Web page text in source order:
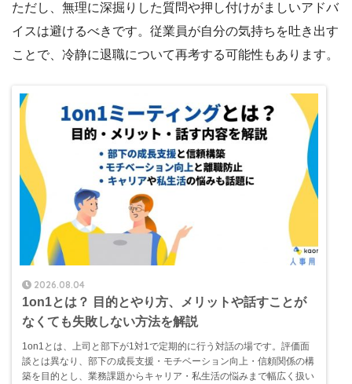
ただし、無理に深掘りした質問や押し付けがましいアドバ
イスは避けるべきです。従業員が自分の気持ちを吐き出す
ことで、冷静に退職について再考する可能性もあります。
2026.08.04
1on1とは？ 目的とやり方、メリットや話すことが
なくても失敗しない方法を解説
1on1とは、上司と部下が1対1で定期的に行う対話の場です。評価面
談とは異なり、部下の成長支援・モチベーション向上・信頼関係の構
築を目的とし、業務課題からキャリア・私生活の悩みまで幅広く扱い